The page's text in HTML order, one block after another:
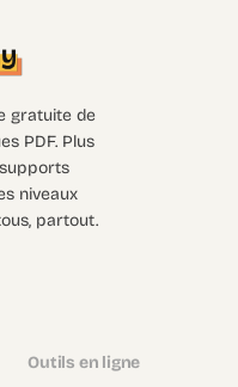
gratuite de
PDF. Plus
niveaux
partout.
Outils en ligne